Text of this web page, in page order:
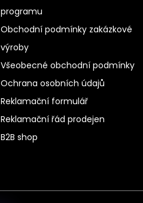
programu
Obchodní podmínky zakázkové
výroby
Všeobecné obchodní podmínky
Ochrana osobních údajů
Reklamační formulář
Reklamační řád prodejen
B2B shop